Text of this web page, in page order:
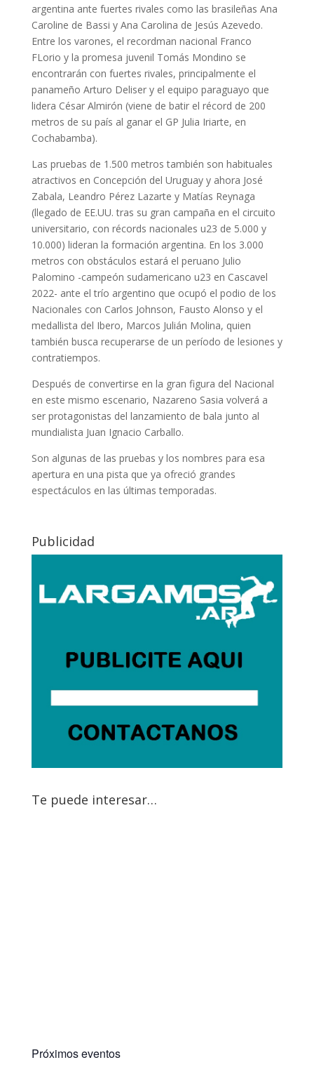
argentina ante fuertes rivales como las brasileñas Ana
Caroline de Bassi y Ana Carolina de Jesús Azevedo.
Entre los varones, el recordman nacional Franco
FLorio y la promesa juvenil Tomás Mondino se
encontrarán con fuertes rivales, principalmente el
panameño Arturo Deliser y el equipo paraguayo que
lidera César Almirón (viene de batir el récord de 200
metros de su país al ganar el GP Julia Iriarte, en
Cochabamba).
Las pruebas de 1.500 metros también son habituales
atractivos en Concepción del Uruguay y ahora José
Zabala, Leandro Pérez Lazarte y Matías Reynaga
(llegado de EE.UU. tras su gran campaña en el circuito
universitario, con récords nacionales u23 de 5.000 y
10.000) lideran la formación argentina. En los 3.000
metros con obstáculos estará el peruano Julio
Palomino -campeón sudamericano u23 en Cascavel
2022- ante el trío argentino que ocupó el podio de los
Nacionales con Carlos Johnson, Fausto Alonso y el
medallista del Ibero, Marcos Julián Molina, quien
también busca recuperarse de un período de lesiones y
contratiempos.
Después de convertirse en la gran figura del Nacional
en este mismo escenario, Nazareno Sasia volverá a
ser protagonistas del lanzamiento de bala junto al
mundialista Juan Ignacio Carballo.
Son algunas de las pruebas y los nombres para esa
apertura en una pista que ya ofreció grandes
espectáculos en las últimas temporadas.
Publicidad
Te puede interesar…
Próximos eventos